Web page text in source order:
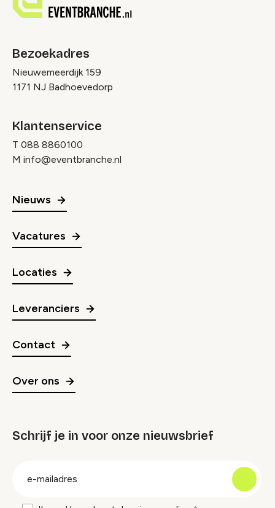
Bezoekadres
Nieuwemeerdijk 159
1171 NJ Badhoevedorp
Klantenservice
T 088 8860100
M info@eventbranche.nl
Nieuws
Vacatures
Locaties
Leveranciers
Contact
Over ons
Schrijf je in voor onze nieuwsbrief